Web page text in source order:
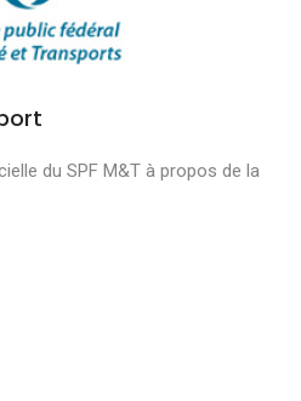
du SPF M&T à propos de la